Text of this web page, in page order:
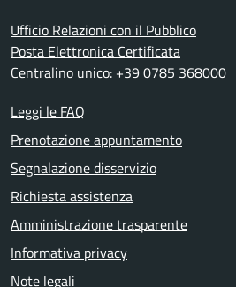
Ufficio Relazioni con il Pubblico
Posta Elettronica Certificata
Centralino unico: +39 0785 368000
Leggi le FAQ
Prenotazione appuntamento
Segnalazione disservizio
Richiesta assistenza
Amministrazione trasparente
Informativa privacy
Note legali